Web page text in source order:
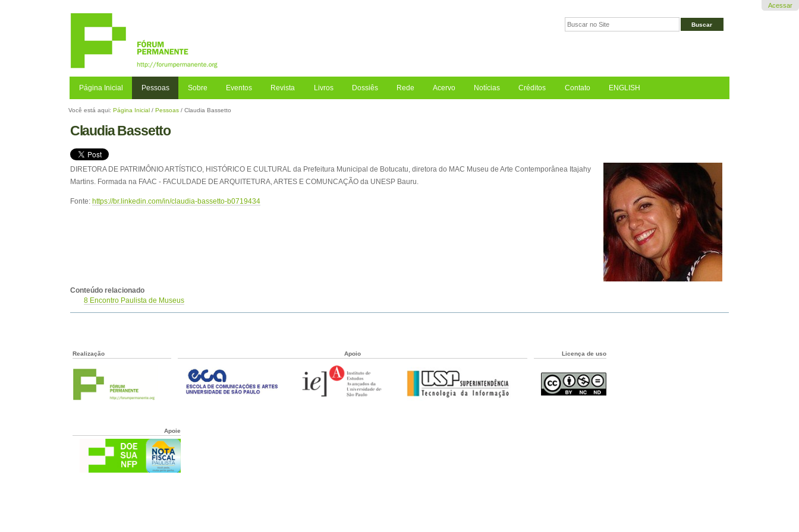
Acessar
Busca
Página Inicial Pessoas Sobre Eventos Revista Livros Dossiês Rede Acervo Notícias Créditos Contato ENGLISH
Você está aqui: Página Inicial / Pessoas / Claudia Bassetto
Claudia Bassetto
DIRETORA DE PATRIMÔNIO ARTÍSTICO, HISTÓRICO E CULTURAL da Prefeitura Municipal de Botucatu, diretora do MAC Museu de Arte Contemporânea Itajahy
Martins. Formada na FAAC - FACULDADE DE ARQUITETURA, ARTES E COMUNCAÇÃO da UNESP Bauru.
Fonte: https://br.linkedin.com/in/claudia-bassetto-b0719434
Conteúdo relacionado
8 Encontro Paulista de Museus
Realização Apoio Licença de uso
Apoie